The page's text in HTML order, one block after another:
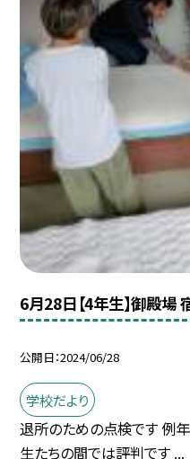
6月28日【4年生】御殿場
公開日 2024/06/28
学校だより
退所のための点検です 例
生たちの間では評判です ...